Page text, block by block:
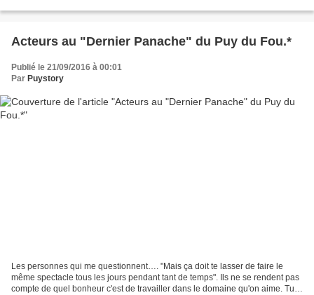
Acteurs au "Dernier Panache" du Puy du Fou.*
Publié le 21/09/2016 à 00:01
Par Puystory
Les personnes qui me questionnent…. "Mais ça doit te lasser de faire le
même spectacle tous les jours pendant tant de temps". Ils ne se rendent pas
compte de quel bonheur c'est de travailler dans le domaine qu'on aime. Tu